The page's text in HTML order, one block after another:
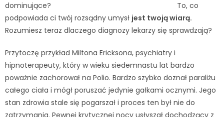
dominujące? To, co
podpowiada ci twój rozsądny umysł jest twoją wiarą.
Rozumiesz teraz dlaczego diagnozy lekarzy się sprawdzają?
Przytoczę przykład Miltona Ericksona, psychiatry i
hipnoterapeuty, który w wieku siedemnastu lat bardzo
poważnie zachorował na Polio. Bardzo szybko doznał paraliżu
całego ciała i mógł poruszać jedynie gałkami ocznymi. Jego
stan zdrowia stale się pogarszał i proces ten był nie do
zatrzymania. Pewnej krytycznej nocy usłyszał dochodzący z